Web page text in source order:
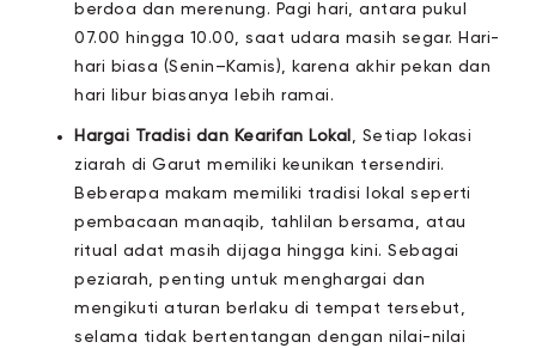
berdoa dan merenung. Pagi hari, antara pukul
07.00 hingga 10.00, saat udara masih segar. Hari-
hari biasa (Senin–Kamis), karena akhir pekan dan
hari libur biasanya lebih ramai.
Hargai Tradisi dan Kearifan Lokal , Setiap lokasi
ziarah di Garut memiliki keunikan tersendiri.
Beberapa makam memiliki tradisi lokal seperti
pembacaan manaqib, tahlilan bersama, atau
ritual adat masih dijaga hingga kini. Sebagai
peziarah, penting untuk menghargai dan
mengikuti aturan berlaku di tempat tersebut,
selama tidak bertentangan dengan nilai-nilai